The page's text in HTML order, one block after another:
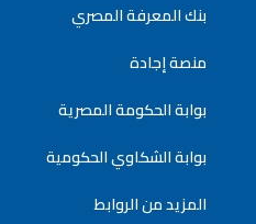
بنك المعرفة المصري
منصة إجادة
بوابة الحكومة المصرية
بوابة الشكاوي الحكومية
المزيد من الروابط